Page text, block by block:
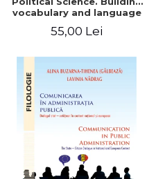
vocabulary and language
55,00 Lei